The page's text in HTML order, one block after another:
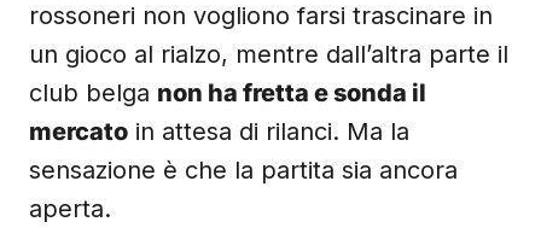
rossoneri non vogliono farsi trascinare in
un gioco al rialzo, mentre dall’altra parte il
club belga non ha fretta e sonda il
mercato in attesa di rilanci. Ma la
sensazione è che la partita sia ancora
aperta.